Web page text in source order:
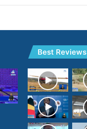
Best Reviews